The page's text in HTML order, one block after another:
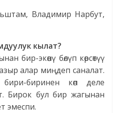
Владимир Нарбут,
кылат?
экөөнү бөлүп көрсөтүү
алар миңдеп саналат.
биринен көп деле
Бирок бул бир жагынан
эмеспи.